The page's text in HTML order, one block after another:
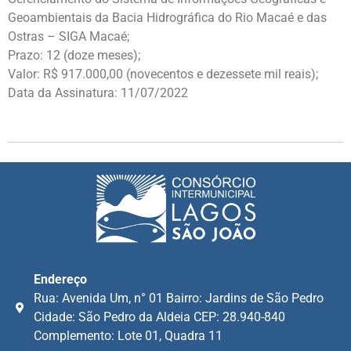
Geoambientais da Bacia Hidrográfica do Rio Macaé e das
Ostras – SIGA Macaé;
Prazo: 12 (doze meses);
Valor: R$ 917.000,00 (novecentos e dezessete mil reais);
Data da Assinatura: 11/07/2022
Endereço
Rua: Avenida Um, n° 01 Bairro: Jardins de São Pedro
Cidade: São Pedro da Aldeia CEP: 28.940-840
Complemento: Lote 01, Quadra 11